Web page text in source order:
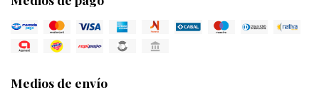
Medios de envío